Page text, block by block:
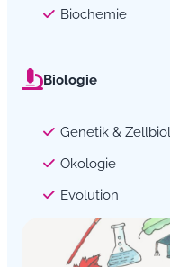
Biochemie
Biologie
Genetik &
Ökologie
Evolution